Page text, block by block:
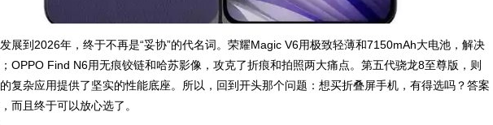
展到2026年，终于不再是“妥协”的代名词。荣耀Magic V6用极致轻薄和7150mAh大电池，解决
OPPO Find N6用无痕铰链和哈苏影像，攻克了折痕和拍照两大痛点。第五代骁龙8至尊版，则
复杂应用提供了坚实的性能底座。所以，回到开头那个问题：想买折叠屏手机，有得选吗？答案
而且终于可以放心选了。